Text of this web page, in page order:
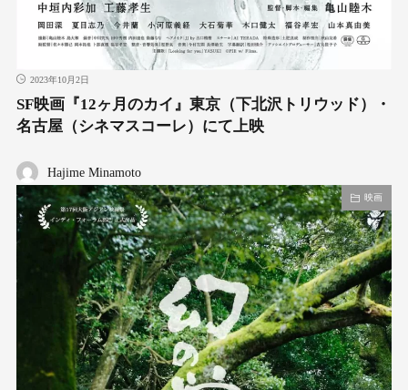
2023年10月2日
SF映画『12ヶ月のカイ』東京（下北沢トリウッド）・
名古屋（シネマスコーレ）にて上映
Hajime Minamoto
映画